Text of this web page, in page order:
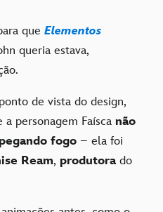
que Elementos
queria estava,
de vista do design,
personagem Faísca não
fogo – ela foi
Ream, produtora do